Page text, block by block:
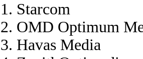
1. Starcom
2. OMD Optimum
3. Havas Media